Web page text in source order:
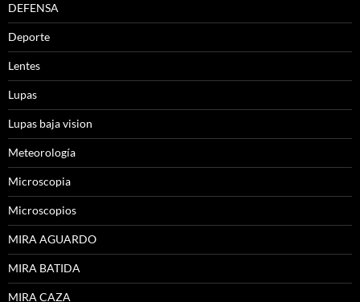
DEFENSA
Deporte
Lentes
Lupas
Lupas baja vision
Meteorología
Microscopia
Microscopios
MIRA AGUARDO
MIRA BATIDA
MIRA CAZA